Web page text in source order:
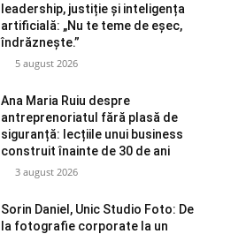
leadership, justiție și inteligența
artificială: „Nu te teme de eșec,
îndrăznește.”
5 august 2026
Ana Maria Ruiu despre
antreprenoriatul fără plasă de
siguranță: lecțiile unui business
construit înainte de 30 de ani
3 august 2026
Sorin Daniel, Unic Studio Foto: De
la fotografie corporate la un